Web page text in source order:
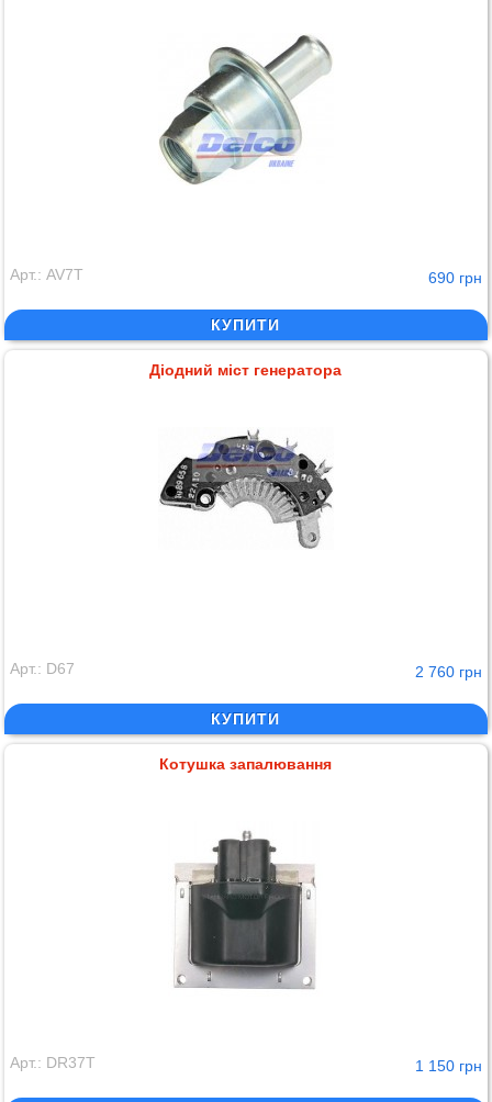
Арт.: AV7T 690 грн
КУПИТИ
Діодний міст генератора
Арт.: D67 2 760 грн
КУПИТИ
Котушка запалювання
Арт.: DR37T 1 150 грн